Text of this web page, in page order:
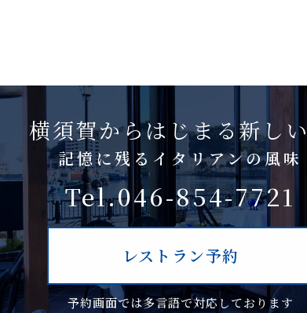
横須賀からはじまる新し
記憶に残るイタリアンの風味
Tel.046-854-7721
レストラン予約
予約画面では多言語で対応しております